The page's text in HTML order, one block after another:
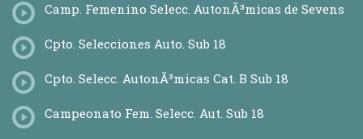
Camp. Femenino Selecc. AutonÃ³micas de Sevens
Cpto. Selecciones Auto. Sub 18
Cpto. Selecc. AutonÃ³micas Cat. B Sub 18
Campeonato Fem. Selecc. Aut. Sub 18